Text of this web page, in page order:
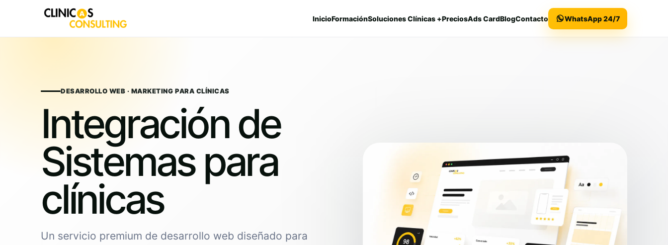
InicioFormaciónSoluciones Clínicas +PreciosAds CardBlogContacto WhatsApp 24/7
DESARROLLO WEB · MARKETING PARA CLÍNICAS
Integración de
Sistemas para
clínicas
Un servicio premium de desarrollo web diseñado para